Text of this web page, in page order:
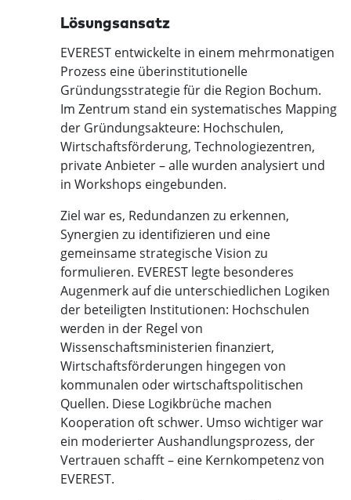
Lösungsansatz
EVEREST entwickelte in einem mehrmonatigen
Prozess eine überinstitutionelle
Gründungsstrategie für die Region Bochum.
Im Zentrum stand ein systematisches Mapping
der Gründungsakteure: Hochschulen,
Wirtschaftsförderung, Technologiezentren,
private Anbieter – alle wurden analysiert und
in Workshops eingebunden.
Ziel war es, Redundanzen zu erkennen,
Synergien zu identifizieren und eine
gemeinsame strategische Vision zu
formulieren. EVEREST legte besonderes
Augenmerk auf die unterschiedlichen Logiken
der beteiligten Institutionen: Hochschulen
werden in der Regel von
Wissenschaftsministerien finanziert,
Wirtschaftsförderungen hingegen von
kommunalen oder wirtschaftspolitischen
Quellen. Diese Logikbrüche machen
Kooperation oft schwer. Umso wichtiger war
ein moderierter Aushandlungsprozess, der
Vertrauen schafft – eine Kernkompetenz von
EVEREST.